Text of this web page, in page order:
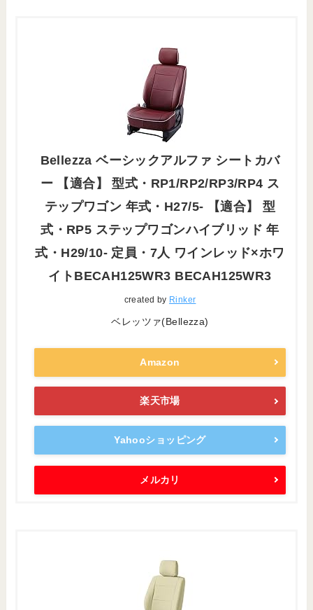
Bellezza ベーシックアルファ シートカバ
ー 【適合】 型式・RP1/RP2/RP3/RP4 ス
テップワゴン 年式・H27/5- 【適合】 型
式・RP5 ステップワゴンハイブリッド 年
式・H29/10- 定員・7人 ワインレッド×ホワ
イトBECAH125WR3 BECAH125WR3
created by Rinker
ベレッツァ(Bellezza)
Amazon
楽天市場
Yahooショッピング
メルカリ